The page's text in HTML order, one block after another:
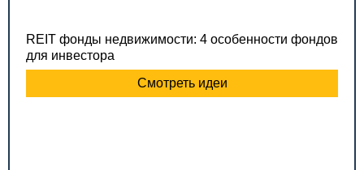
REIT фонды недвижимости: 4 особенности фондов
для инвестора
Смотреть идеи